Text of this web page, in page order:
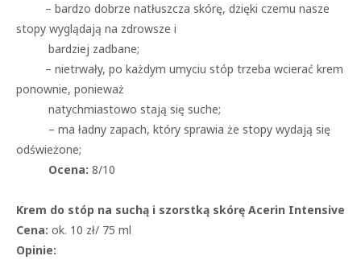
– bardzo dobrze natłuszcza skórę, dzięki czemu nasze
stopy wyglądają na zdrowsze i
bardziej zadbane;
– nietrwały, po każdym umyciu stóp trzeba wcierać krem
ponownie, ponieważ
natychmiastowo stają się suche;
– ma ładny zapach, który sprawia że stopy wydają się
odświeżone;
Ocena: 8/10
Krem do stóp na suchą i szorstką skórę Acerin Intensive
Cena: ok. 10 zł/ 75 ml
Opinie: